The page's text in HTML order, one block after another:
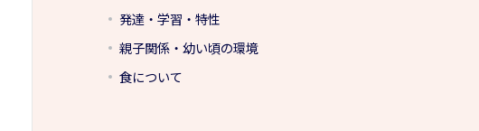
発達・学習・特性
親子関係・幼い頃の環境
食について